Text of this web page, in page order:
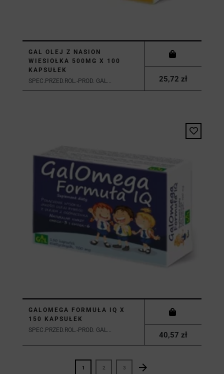
GAL OLEJ Z NASION
WIESIOŁKA 500MG X 100
KAPSUŁEK
SPEC.PRZED.ROL.-PROD. GAL...
25,72 zł
GALOMEGA FORMUŁA IQ X
150 KAPSUŁEK
SPEC.PRZED.ROL.-PROD. GAL...
40,57 zł
1 2 3 Następny
arrow_forward